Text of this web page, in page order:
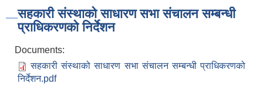
सहकारी संस्थाको साधारण सभा संचालन सम्बन्धी
प्राधिकरणको निर्देशन
Documents:
सहकारी संस्थाको साधारण सभा संचालन सम्बन्धी प्राधिकरणको
निर्देशन.pdf